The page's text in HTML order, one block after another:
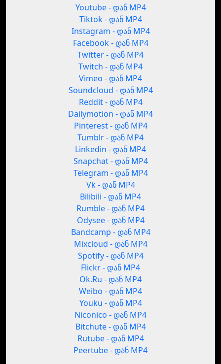
Youtube - დან MP4
Tiktok - დან MP4
Instagram - დან MP4
Facebook - დან MP4
Twitter - დან MP4
Twitch - დან MP4
Vimeo - დან MP4
Soundcloud - დან MP4
Reddit - დან MP4
Dailymotion - დან MP4
Pinterest - დან MP4
Tumblr - დან MP4
Linkedin - დან MP4
Snapchat - დან MP4
Telegram - დან MP4
Vk - დან MP4
Bilibili - დან MP4
Rumble - დან MP4
Odysee - დან MP4
Bandcamp - დან MP4
Mixcloud - დან MP4
Spotify - დან MP4
Flickr - დან MP4
Ok.Ru - დან MP4
Weibo - დან MP4
Youku - დან MP4
Niconico - დან MP4
Bitchute - დან MP4
Rutube - დან MP4
Peertube - დან MP4